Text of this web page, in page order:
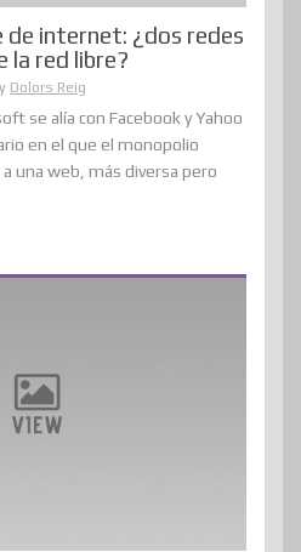
de internet: ¿dos redes
la red libre?
Dolors Reig
se alía con Facebook y Yahoo
en el que el monopolio
una web, más diversa pero